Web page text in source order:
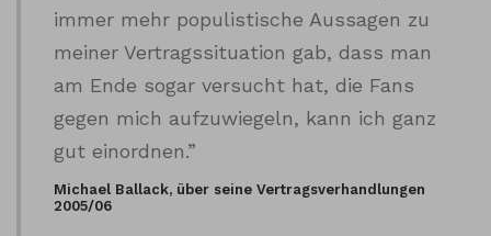
immer mehr populistische Aussagen zu
meiner Vertragssituation gab, dass man
am Ende sogar versucht hat, die Fans
gegen mich aufzuwiegeln, kann ich ganz
gut einordnen.”
Michael Ballack, über seine Vertragsverhandlungen
2005/06